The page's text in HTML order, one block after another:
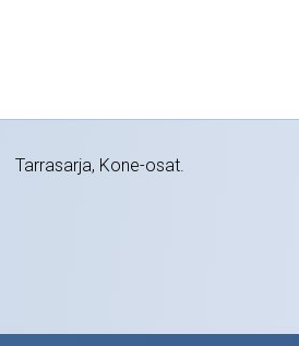
Tarrasarja, Kone-osat.